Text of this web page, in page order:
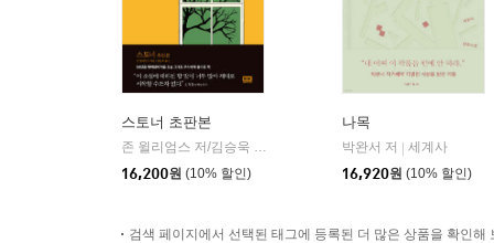
스토너 초판본
존 윌리엄스 저/김승욱 역
알에이치코리아(RHK)
16,200원 (10% 할인)
나목
박완서 저
세계사
16,920원 (10% 할인)
검색 페이지에서 선택된 태그에 등록된 더 많은 상품을 확인해